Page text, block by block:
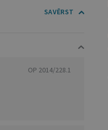
SAVĒRST
OP 2014/228.1